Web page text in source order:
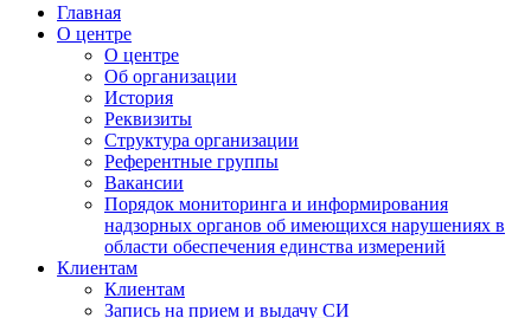
Главная
О центре
О центре
Об организации
История
Реквизиты
Структура организации
Референтные группы
Вакансии
Порядок мониторинга и информирования
надзорных органов об имеющихся нарушениях в
области обеспечения единства измерений
Клиентам
Клиентам
Запись на прием и выдачу СИ